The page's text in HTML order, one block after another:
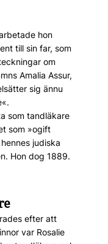
hon
till sin far, som
om
Amalia Assur,
sig ännu
som tandläkare
som »ogift
judiska
Hon dog 1889.
efter att
var Rosalie